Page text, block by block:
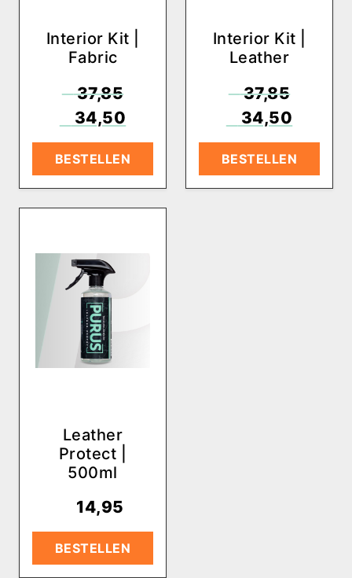
Interior Kit |
Fabric
€37,85
34,50
BESTELLEN
Interior Kit |
Leather
€37,85
34,50
BESTELLEN
Leather
Protect |
500ml
14,95
BESTELLEN